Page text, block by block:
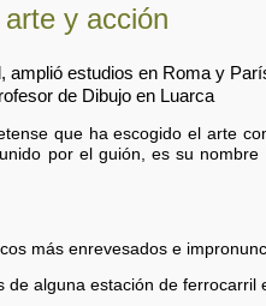
arte y acción
amplió estudios en Roma y
de Dibujo en Luarca
que ha escogido el arte
por el guión, es su
más enrevesados e
alguna estación de ferrocarril